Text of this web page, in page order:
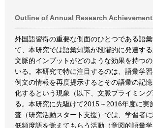
Outline of Annual Research
外国語習得の重要な側面のひとつである語
て、本研究では語彙知識が段階的に発達す
文脈的インプットがどのような効果を持つ
いる。本研究で特に注目するのは、語彙学
例文の情報を再度提示するとその語彙の記
化するという現象（以下、文脈プライミン
る。本研究に先駆けて2015～2016年度に実
査（研究活動スタート支援）では、学習者
低頻度語を覚えてもらう活動（意図的語彙